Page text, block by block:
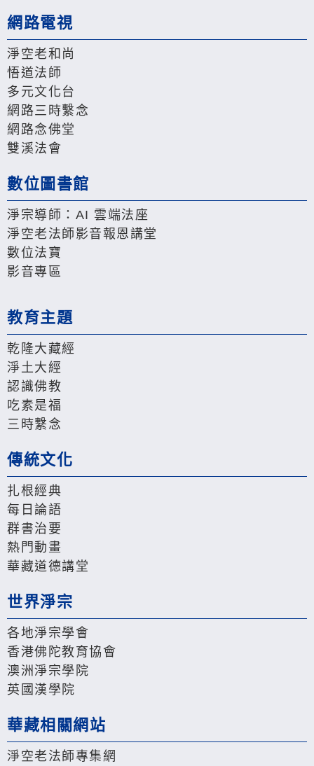
網路電視
淨空老和尚
悟道法師
多元文化台
網路三時繫念
網路念佛堂
雙溪法會
數位圖書館
淨宗導師：AI 雲端法座
淨空老法師影音報恩講堂
數位法寶
影音專區
教育主題
乾隆大藏經
淨土大經
認識佛教
吃素是福
三時繫念
傳統文化
扎根經典
每日論語
群書治要
熱門動畫
華藏道德講堂
世界淨宗
各地淨宗學會
香港佛陀教育協會
澳洲淨宗學院
英國漢學院
華藏相關網站
淨空老法師專集網